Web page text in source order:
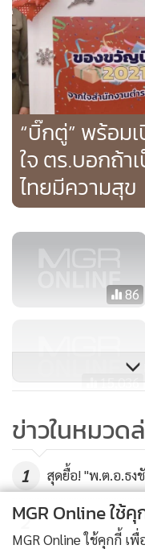
วิจารณ์มากที่สุด เพราะเร
เรา ต้องการให้เราดีกว่
รักษากฎหมาย ตำรวจก็ร่
สุข” ผบ.ตร.กล่าวทิ่งท้าย
“บิ๊กตู่” พร้อม
ใจ ตร.บอกถ้า
ไทยมีความสุข
86
15,036
98
ข่าวในหมวด
1 สุดยื้อ! "พ.ต.อ.ธง
2
MGR Online ใช้
MGR Online ใช้คุกกี้ เ